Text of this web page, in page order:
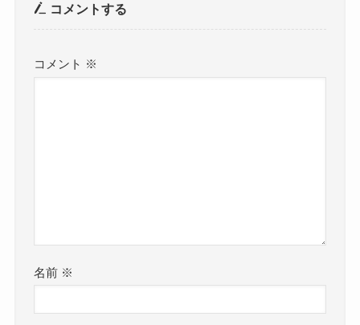
コメントする
コメント ※
名前 ※